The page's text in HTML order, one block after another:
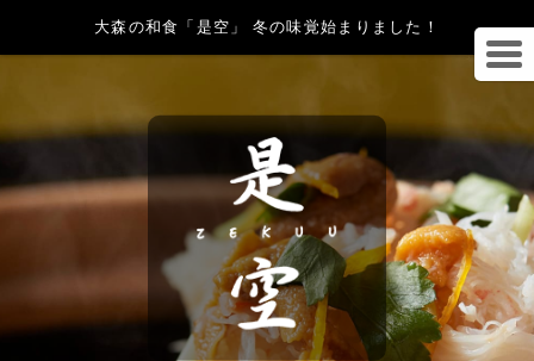
大森の和食「是空」 冬の味覚始まりました！